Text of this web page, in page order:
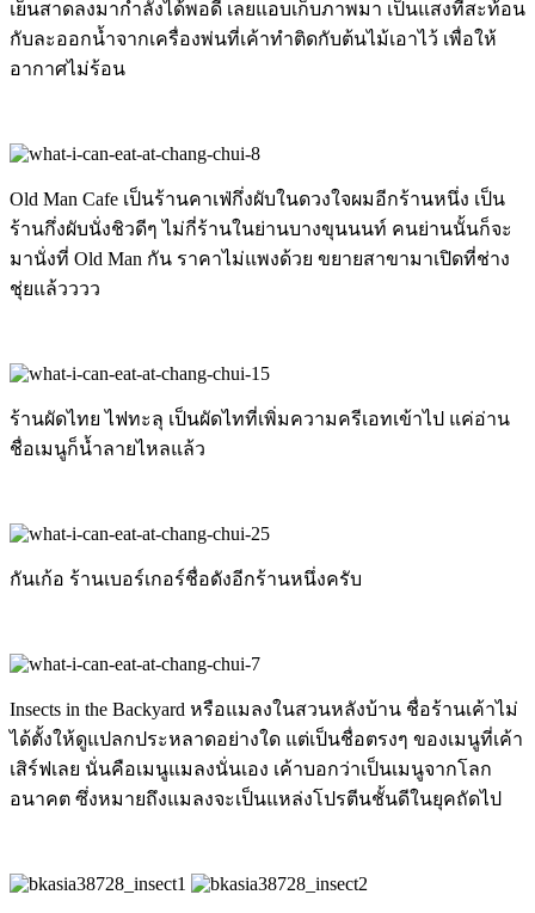
เย็นสาดลงมากำลังได้พอดี เลยแอบเก็บภาพมา เป็นแสงที่สะท้อน
กับละออกน้ำจากเครื่องพ่นที่เค้าทำติดกับต้นไม้เอาไว้ เพื่อให้
อากาศไม่ร้อน
Old Man Cafe เป็นร้านคาเฟ่กึ่งผับในดวงใจผมอีกร้านหนึ่ง เป็น
ร้านกึ่งผับนั่งชิวดีๆ ไม่กี่ร้านในย่านบางขุนนนท์ คนย่านนั้นก็จะ
มานั่งที่ Old Man กัน ราคาไม่แพงด้วย ขยายสาขามาเปิดที่ช่าง
ชุ่ยแล้วววว
ร้านผัดไทย ไฟทะลุ เป็นผัดไทที่เพิ่มความครีเอทเข้าไป แค่อ่าน
ชื่อเมนูก็น้ำลายไหลแล้ว
กันเก้อ ร้านเบอร์เกอร์ชื่อดังอีกร้านหนึ่งครับ
Insects in the Backyard หรือแมลงในสวนหลังบ้าน ชื่อร้านเค้าไม่
ได้ตั้งให้ดูแปลกประหลาดอย่างใด แต่เป็นชื่อตรงๆ ของเมนูที่เค้า
เสิร์ฟเลย นั่นคือเมนูแมลงนั่นเอง เค้าบอกว่าเป็นเมนูจากโลก
อนาคต ซึ่งหมายถึงแมลงจะเป็นแหล่งโปรตีนชั้นดีในยุคถัดไป